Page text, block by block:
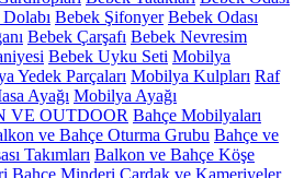
Bebek Şifonyer Bebek Odası
Bebek Çarşafı Bebek Nevresim
Bebek Uyku Seti Mobilya
Yedek Parçaları Mobilya Kulpları Raf
Ayağı Mobilya Ayağı
VE OUTDOOR Bahçe Mobilyaları
ve Bahçe Oturma Grubu Bahçe ve
Takımları Balkon ve Bahçe Köşe
Bahçe Minderi Çardak ve Kameriyeler